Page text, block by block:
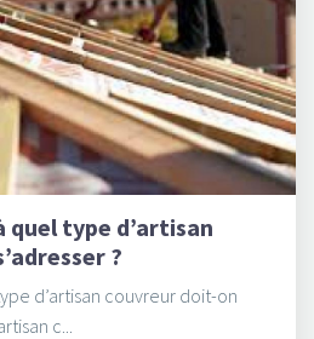
quel type d’artisan
?
d’artisan couvreur doit-on
c...